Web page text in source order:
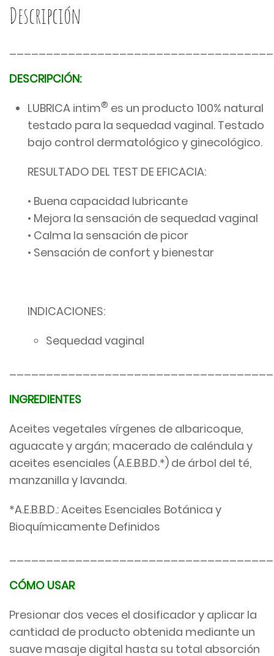
Descripción
DESCRIPCIÓN:
LUBRICA intim® es un producto 100% natural
testado para la sequedad vaginal. Testado
bajo control dermatológico y ginecológico.
RESULTADO DEL TEST DE EFICACIA:
• Buena capacidad lubricante
• Mejora la sensación de sequedad vaginal
• Calma la sensación de picor
• Sensación de confort y bienestar
INDICACIONES:
Sequedad vaginal
INGREDIENTES
Aceites vegetales vírgenes de albaricoque,
aguacate y argán; macerado de caléndula y
aceites esenciales (A.E.B.B.D.*) de árbol del té,
manzanilla y lavanda.
*A.E.B.B.D.: Aceites Esenciales Botánica y
Bioquímicamente Definidos
CÓMO USAR
Presionar dos veces el dosificador y aplicar la
cantidad de producto obtenida mediante un
suave masaje digital hasta su total absorción